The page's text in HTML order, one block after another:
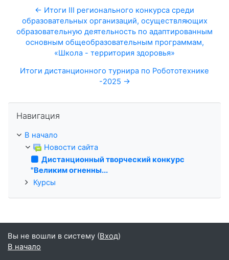
← Итоги III регионального конкурса среди
образовательных организаций, осуществляющих
образовательную деятельность по адаптированным
основным общеобразовательным программам,
«Школа - территория здоровья»
Итоги дистанционного турнира по Робототехнике
-2025 →
Навигация
В начало
Новости сайта
Дистанционный творческий конкурс
"Великим огненны...
Курсы
Вы не вошли в систему (Вход)
В начало